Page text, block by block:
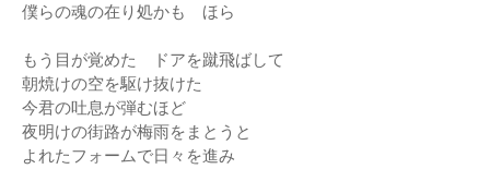
僕らの魂の在り処かも ほら
もう目が覚めた ドアを蹴飛ばして
朝焼けの空を駆け抜けた
今君の吐息が弾むほど
夜明けの街路が梅雨をまとうと
よれたフォームで日々を進み